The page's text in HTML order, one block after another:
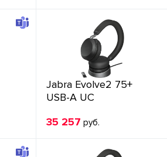
Jabra Evolve2 75+
USB-A UC
35 257 руб.